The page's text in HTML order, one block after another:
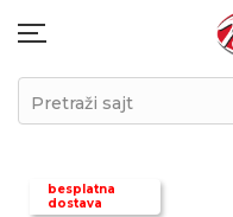
Pretraži sajt
besplatna
dostava